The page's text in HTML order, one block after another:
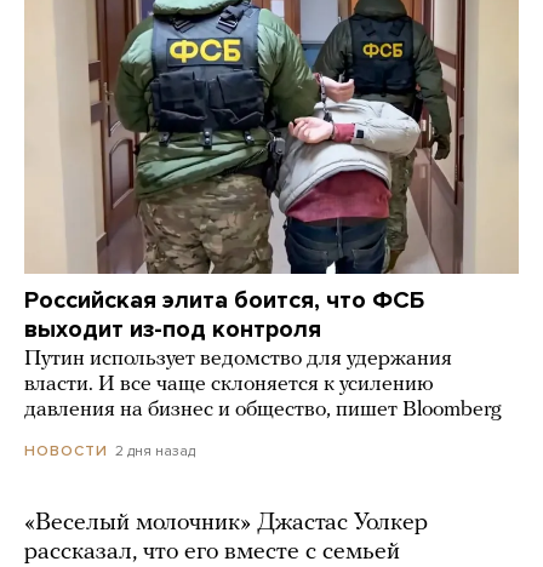
Российская элита боится, что ФСБ
выходит из-под контроля
Путин использует ведомство для удержания
власти. И все чаще склоняется к усилению
давления на бизнес и общество, пишет Bloomberg
НОВОСТИ 2 дня назад
«Веселый молочник» Джастас Уолкер
рассказал, что его вместе с семьей